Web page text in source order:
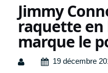
Jimmy
raquette en
marque le
19 décembre